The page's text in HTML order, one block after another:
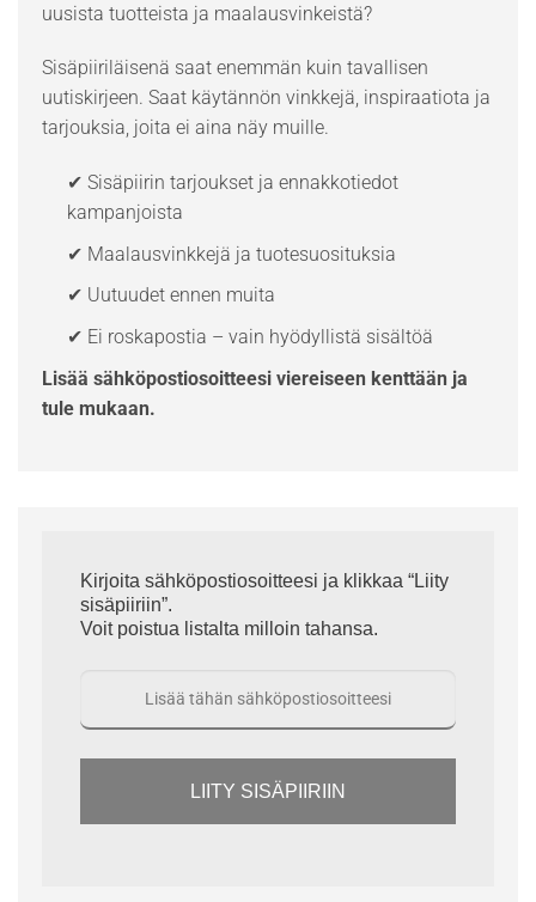
uusista tuotteista ja maalausvinkeistä?
Sisäpiiriläisenä saat enemmän kuin tavallisen
uutiskirjeen. Saat käytännön vinkkejä, inspiraatiota ja
tarjouksia, joita ei aina näy muille.
✔ Sisäpiirin tarjoukset ja ennakkotiedot
kampanjoista
✔ Maalausvinkkejä ja tuotesuosituksia
✔ Uutuudet ennen muita
✔ Ei roskapostia – vain hyödyllistä sisältöä
Lisää sähköpostiosoitteesi viereiseen kenttään ja
tule mukaan.
Kirjoita sähköpostiosoitteesi ja klikkaa “Liity
sisäpiiriin”.
Voit poistua listalta milloin tahansa.
LIITY SISÄPIIRIIN